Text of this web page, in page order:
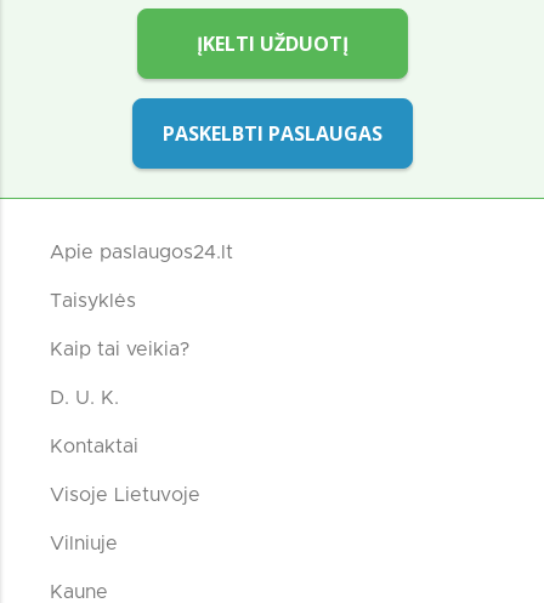
ĮKELTI UŽDUOTĮ
PASKELBTI PASLAUGAS
Apie paslaugos24.lt
Taisyklės
Kaip tai veikia?
D. U. K.
Kontaktai
Visoje Lietuvoje
Vilniuje
Kaune